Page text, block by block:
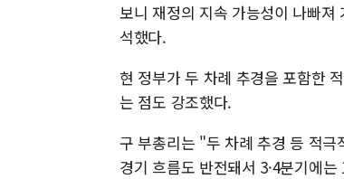
보니 재정의 지속 가능성이 나빠
석했다.
현 정부가 두 차례 추경을 포함한
는 점도 강조했다.
구 부총리는 "두 차례 추경 등 적
경기 흐름도 반전돼서 3·4분기에